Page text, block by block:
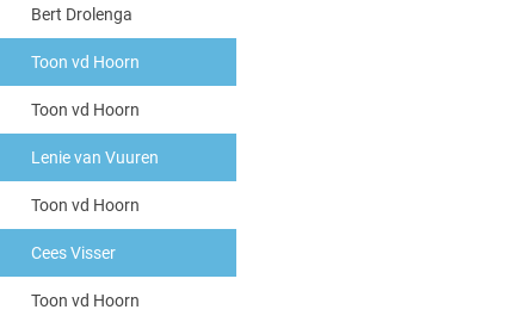
Bert Drolenga
Toon vd Hoorn
Toon vd Hoorn
Lenie van Vuuren
Toon vd Hoorn
Cees Visser
Toon vd Hoorn